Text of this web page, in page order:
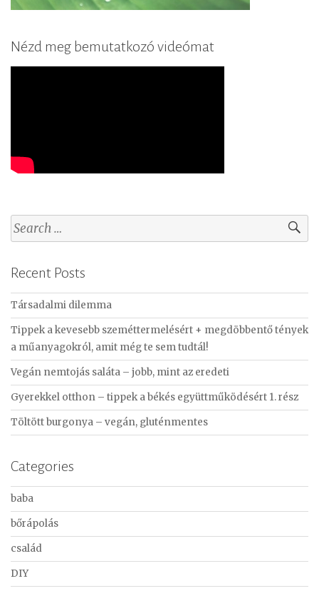
Nézd meg bemutatkozó videómat
S
e
r
c
h
f
o
r
:
Recent Posts
Társadalmi dilemma
Tippek a kevesebb szeméttermelésért + megdöbbentő tények
a műanyagokról, amit még te sem tudtál!
Vegán nemtojás saláta – jobb, mint az eredeti
Gyerekkel otthon – tippek a békés együttműködésért 1. rész
Töltött burgonya – vegán, gluténmentes
Categories
baba
bőrápolás
család
DIY